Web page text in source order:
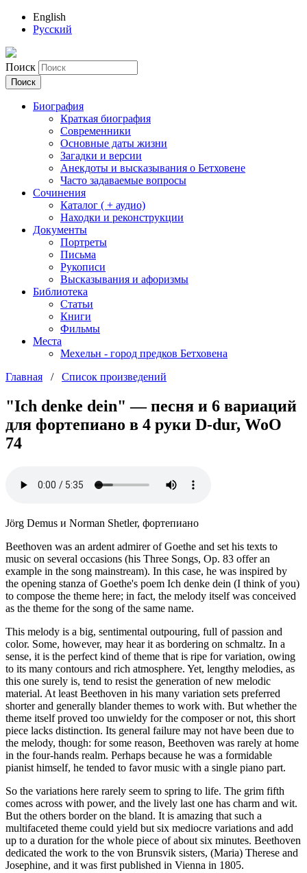
English
Русский
Поиск
Биография
Краткая биография
Современники
Основные даты жизни
Загадки и версии
Анекдоты и высказывания о Бетховене
Часто задаваемые вопросы
Сочинения
Каталог ( + аудио)
Находки и реконструкции
Документы
Портреты
Письма
Рукописи
Высказывания и афоризмы
Библиотека
Статьи
Книги
Фильмы
Места
Мехельн - город предков Бетховена
Главная / Список произведений
"Ich denke dein" — песня и 6 вариаций
для фортепиано в 4 руки D-dur, WoO
74
Jörg Demus и Norman Shetler, фортепиано
Beethoven was an ardent admirer of Goethe and set his texts to
music on several occasions (his Three Songs, Op. 83 offer an
example in the song mainstream). In this case, he was inspired by
the opening stanza of Goethe's poem Ich denke dein (I think of you)
to compose the theme here; in fact, the melody itself was conceived
as the theme for the song of the same name.
This melody is a big, sentimental outpouring, full of passion and
color. Some, however, may hear it as bordering on schmaltz. In a
sense, it is the perfect kind of theme that is ripe for variation, owing
to its many contours and rich atmosphere. Yet, lengthy melodies, as
this one surely is, tend to resist the generation of new melodic
material. At least Beethoven in his many variation sets preferred
shorter and generally blander themes to work with. But whether the
theme itself proved too unwieldy for the composer or not, this short
piece lacks distinction. Its general failure may not have been due to
the melody, though: for some reason, Beethoven was rarely at home
in the four-hands realm. Perhaps because he was a formidable
pianist himself, he tended to favor music with a single piano part.
So the variations here rarely seem to spring to life. The grim fifth
comes across with power, and the lively last one has charm and wit.
But the others border on the bland. It is amazing that such a
multifaceted theme could yield but six mediocre variations and add
up to a duration for the whole piece of about six minutes. Beethoven
dedicated the work to the von Brunsvik sisters, (Maria) Therese and
Josephine, and it was first published in Vienna in 1805.